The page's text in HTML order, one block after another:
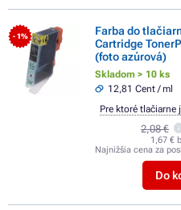
- 1%
Farba do
Cartridge
(foto azúrová)
Skladom > 10 ks
12,81 Cent / ml
2,08 €
1,67 €
Najnižšia cena za
Do
Pre ktoré